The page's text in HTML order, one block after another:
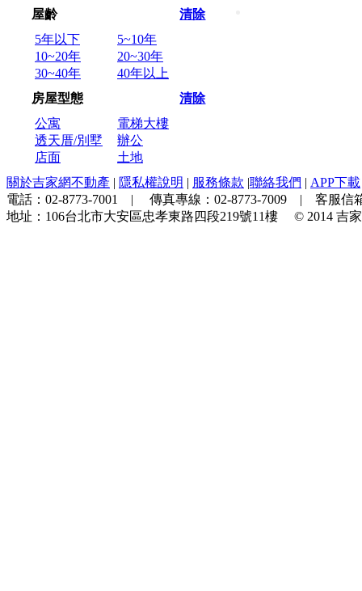
屋齡
清除
5年以下
5~10年
10~20年
20~30年
30~40年
40年以上
房屋型態
清除
公寓
電梯大樓
透天厝/別墅
辦公
店面
土地
關於吉家網不動產 | 隱私權說明 | 服務條款 |聯絡我們 | APP下載
電話： 02-8773-7001 | 傳真專線： 02-8773-7009 | 客服信
地址： 106台北市大安區忠孝東路四段219號11樓 © 2014 吉